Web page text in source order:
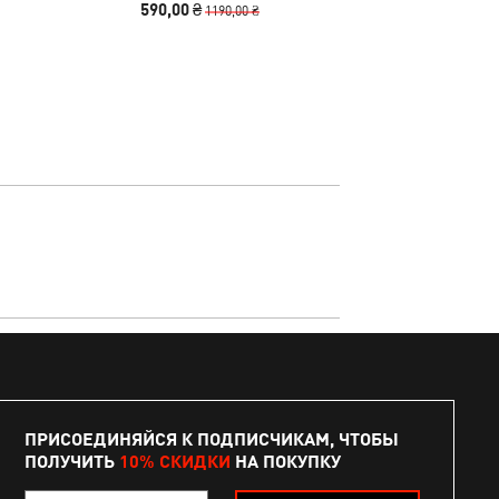
590,00 ₴1190,00 ₴
ПРИСОЕДИНЯЙСЯ К ПОДПИСЧИКАМ, ЧТОБЫ
ПОЛУЧИТЬ 10% СКИДКИ НА ПОКУПКУ